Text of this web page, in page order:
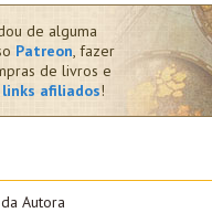
de alguma
Patreon, fazer
de livros e
afiliados!
Autora